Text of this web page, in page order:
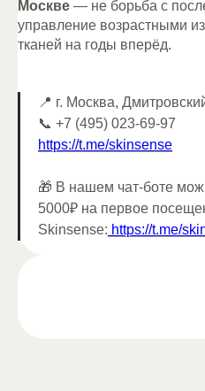
Москве — не борьба с
управление возрастными
тканей на годы вперёд.
📍 г. Москва,
📞 +7 (495) 023-69-97
https://t.me/skinsense
🎁 В нашем чат-боте
5000₽ на первое
Skinsense: https://t.me/